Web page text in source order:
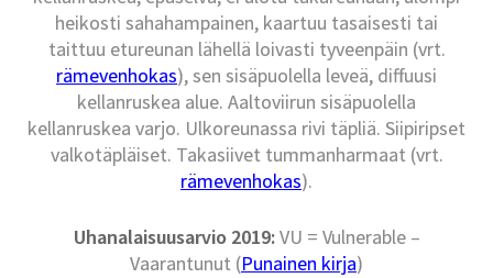
heikosti sahahampainen, kaartuu tasaisesti tai
taittuu etureunan lähellä loivasti tyveenpäin (vrt.
rämevenhokas), sen sisäpuolella leveä, diffuusi
kellanruskea alue. Aaltoviirun sisäpuolella
kellanruskea varjo. Ulkoreunassa rivi täpliä. Siipiripset
valkotäpläiset. Takasiivet tummanharmaat (vrt.
rämevenhokas).
Uhanalaisuusarvio 2019:VU = Vulnerable –
Vaarantunut (Punainen kirja)